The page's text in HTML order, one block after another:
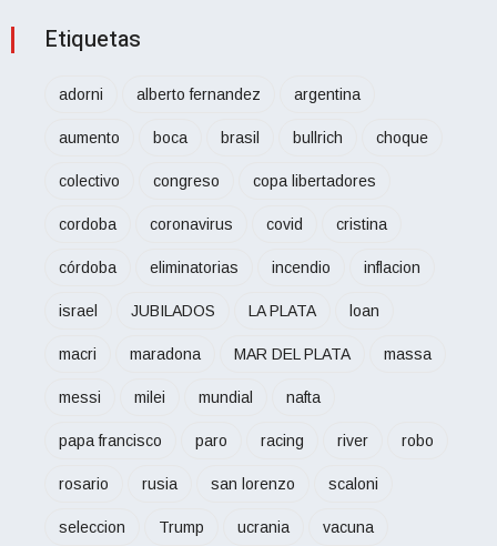
Etiquetas
adorni alberto fernandez argentina
aumento boca brasil bullrich choque
colectivo congreso copa libertadores
cordoba coronavirus covid cristina
córdoba eliminatorias incendio inflacion
israel JUBILADOS LA PLATA loan
macri maradona MAR DEL PLATA massa
messi milei mundial nafta
papa francisco paro racing river robo
rosario rusia san lorenzo scaloni
seleccion Trump ucrania vacuna